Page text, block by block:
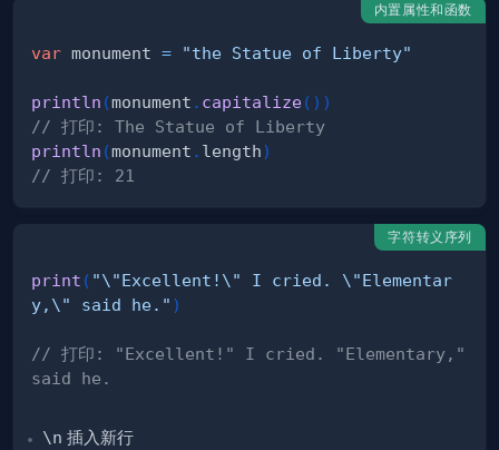
内置属性和函数
var monument = "the Statue of Liberty"
println (monument . capitalize( ) )
// 打印: The Statue of Liberty
println (monument . length)
// 打印: 21
字符转义序列
print ( "\"Excellent!\" I cried. \"Elementar
y,\" said he." )
// 打印: "Excellent!" I cried. "Elementary,"
said he.
\n 插入新行